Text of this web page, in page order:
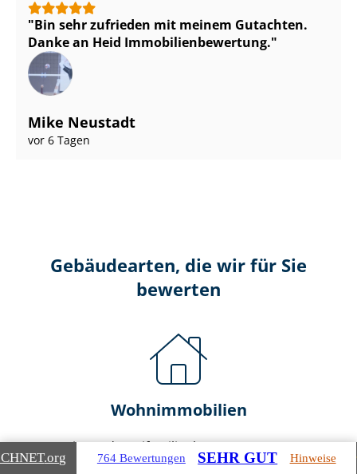
Bin sehr zufrieden mit meinem Gutachten.
Danke an Heid Im­mo­bi­li­en­be­wer­tung.
Mike Neustadt
vor 6 Tagen
Gebäudearten, die wir für Sie
bewerten
Wohnimmobilien
Ein- und Zwei­fa­mi­li­en­häu­ser
Doppel- & Reihenhäuser
.org 764 Bewertungen SEHR GUT Hinweise